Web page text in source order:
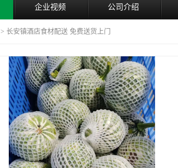
企业视频 公司介绍
> 长安镇酒店食材配送 免费送货上门